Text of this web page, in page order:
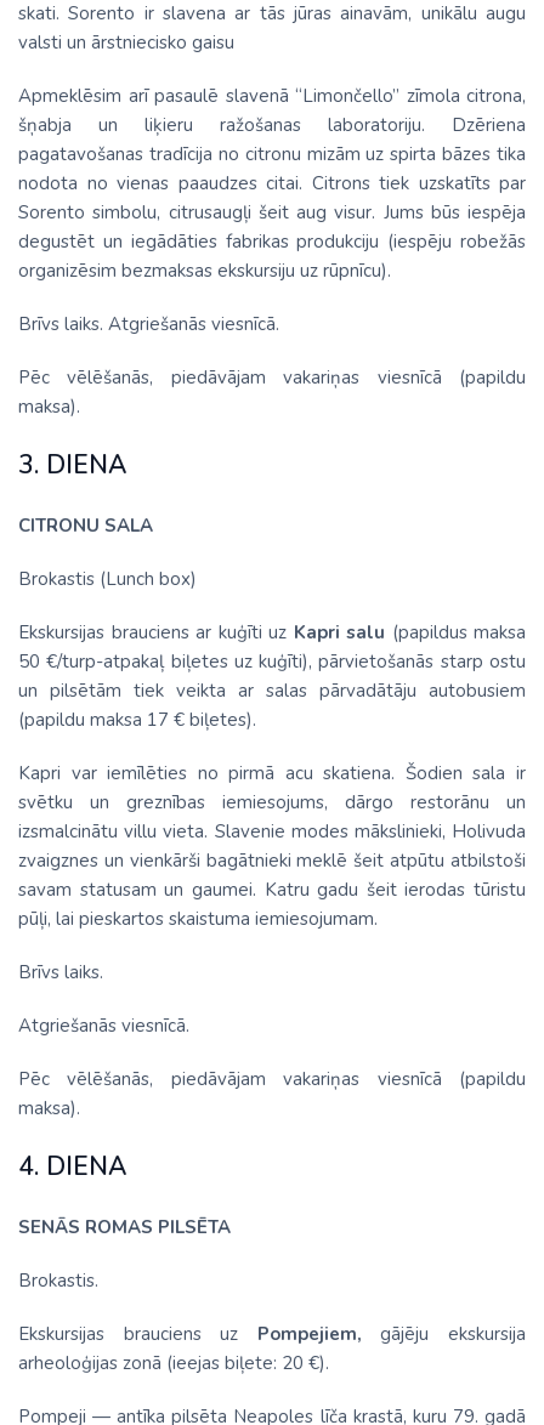
skati. Sorento ir slavena ar tās jūras ainavām, unikālu augu
valsti un ārstniecisko gaisu
Apmeklēsim arī pasaulē slavenā “Limončello” zīmola citrona,
šņabja un liķieru ražošanas laboratoriju. Dzēriena
pagatavošanas tradīcija no citronu mizām uz spirta bāzes tika
nodota no vienas paaudzes citai. Citrons tiek uzskatīts par
Sorento simbolu, citrusaugļi šeit aug visur. Jums būs iespēja
degustēt un iegādāties fabrikas produkciju (iespēju robežās
organizēsim bezmaksas ekskursiju uz rūpnīcu).
Brīvs laiks. Atgriešanās viesnīcā.
Pēc vēlēšanās, piedāvājam vakariņas viesnīcā (papildu
maksa).
3. DIENA
CITRONU SALA
Brokastis (Lunch box)
Ekskursijas brauciens ar kuģīti uz Kapri salu (papildus maksa
50 €/turp-atpakaļ biļetes uz kuģīti), pārvietošanās starp ostu
un pilsētām tiek veikta ar salas pārvadātāju autobusiem
(papildu maksa 17 € biļetes).
Kapri var iemīlēties no pirmā acu skatiena. Šodien sala ir
svētku un greznības iemiesojums, dārgo restorānu un
izsmalcinātu villu vieta. Slavenie modes mākslinieki, Holivuda
zvaigznes un vienkārši bagātnieki meklē šeit atpūtu atbilstoši
savam statusam un gaumei. Katru gadu šeit ierodas tūristu
pūļi, lai pieskartos skaistuma iemiesojumam.
Brīvs laiks.
Atgriešanās viesnīcā.
Pēc vēlēšanās, piedāvājam vakariņas viesnīcā (papildu
maksa).
4. DIENA
SENĀS ROMAS PILSĒTA
Brokastis.
Ekskursijas brauciens uz Pompejiem, gājēju ekskursija
arheoloģijas zonā (ieejas biļete: 20 €).
Pompeji — antīka pilsēta Neapoles līča krastā, kuru 79. gadā